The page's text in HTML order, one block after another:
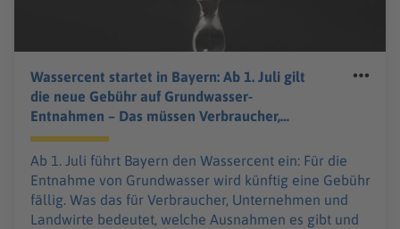
Wassercent startet in Bayern: Ab 1. Juli gilt
die neue Gebühr auf Grundwasser-
Entnahmen – Das müssen Verbraucher,
Unternehmen und Landwirte jetzt wissen
Ab 1. Juli führt Bayern den Wassercent ein: Für die
Entnahme von Grundwasser wird künftig eine Gebühr
fällig. Was das für Verbraucher, Unternehmen und
Landwirte bedeutet, welche Ausnahmen es gibt und